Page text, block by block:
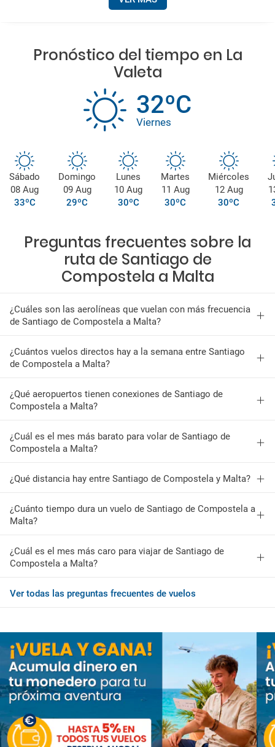
Pronóstico del tiempo en La
Valeta
32ºC
Viernes
Sábado
08 Aug
33ºC
Domingo
09 Aug
29ºC
Lunes
10 Aug
30ºC
Martes
11 Aug
30ºC
Miércoles
12 Aug
30ºC
Preguntas frecuentes sobre la
ruta de Santiago de
Compostela a Malta
¿Cuáles son las aerolíneas que vuelan con más frecuencia
de Santiago de Compostela a Malta?
¿Cuántos vuelos directos hay a la semana entre Santiago
de Compostela a Malta?
¿Qué aeropuertos tienen conexiones de Santiago de
Compostela a Malta?
¿Cuál es el mes más barato para volar de Santiago de
Compostela a Malta?
¿Qué distancia hay entre Santiago de Compostela y Malta?
¿Cuánto tiempo dura un vuelo de Santiago de Compostela a
Malta?
¿Cuál es el mes más caro para viajar de Santiago de
Compostela a Malta?
Ver todas las preguntas frecuentes de vuelos